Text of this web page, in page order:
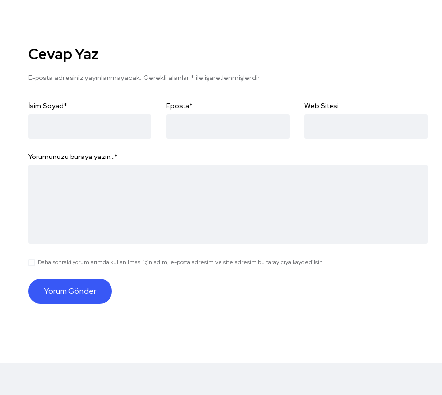
Cevap Yaz
E-posta adresiniz yayınlanmayacak. Gerekli alanlar * ile işaretlenmişlerdir
İsim Soyad* Eposta* Web Sitesi
Yorumunuzu buraya yazın...*
Daha sonraki yorumlarımda kullanılması için adım, e-posta adresim ve site adresim bu tarayıcıya kaydedilsin.